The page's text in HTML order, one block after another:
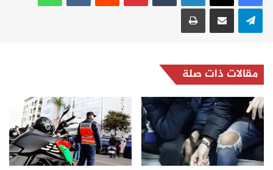
تيلقرام مشاركة عبر البريد طباعة
مقالات ذات صلة